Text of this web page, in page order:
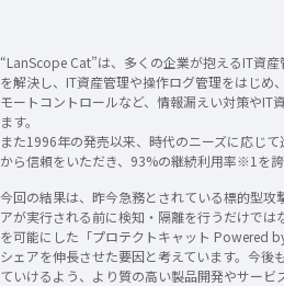
“LanScope Cat”は、多くの企業が抱えるIT資
を解決し、IT資産管理や操作ログ管理をはじめ
モートコントロールなど、情報漏えい対策やIT
ます。
また1996年の発売以来、時代のニーズに応じ
から信頼をいただき、93%の継続利用率※1 を
今回の結果は、昨今急務とされている標的型攻
アが実行される前に検知・隔離を行うだけで
を可能にした「プロテクトキャット Powered
シェアを伸長させた要因と考えています。今後
ていけるよう、より質の高い製品開発やサービ